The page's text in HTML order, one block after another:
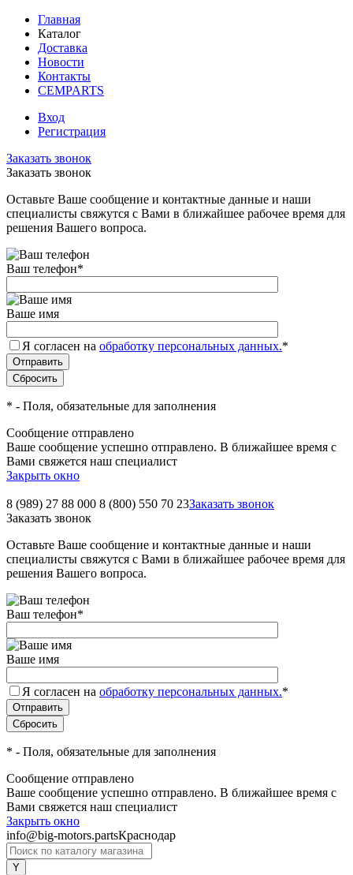
Главная
Каталог
Доставка
Новости
Контакты
CEMPARTS
Вход
Регистрация
Заказать звонок
Заказать звонок
Оставьте Ваше сообщение и контактные данные и наши
специалисты свяжутся с Вами в ближайшее рабочее время для
решения Вашего вопроса.
Ваш телефон*
Ваше имя
Я согласен на обработку персональных данных.*
* - Поля, обязательные для заполнения
Сообщение отправлено
Ваше сообщение успешно отправлено. В ближайшее время с
Вами свяжется наш специалист
Закрыть окно
8 (989) 27 88 000 8 (800) 550 70 23Заказать звонок
Заказать звонок
Оставьте Ваше сообщение и контактные данные и наши
специалисты свяжутся с Вами в ближайшее рабочее время для
решения Вашего вопроса.
Ваш телефон*
Ваше имя
Я согласен на обработку персональных данных.*
* - Поля, обязательные для заполнения
Сообщение отправлено
Ваше сообщение успешно отправлено. В ближайшее время с
Вами свяжется наш специалист
Закрыть окно
info@big-motors.partsКраснодар